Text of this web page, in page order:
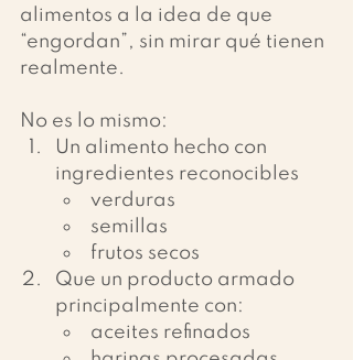
alimentos a la idea de que
“engordan”, sin mirar qué tienen
realmente.
No es lo mismo:
Un alimento hecho con
ingredientes reconocibles
verduras
semillas
frutos secos
Que un producto armado
principalmente con:
aceites refinados